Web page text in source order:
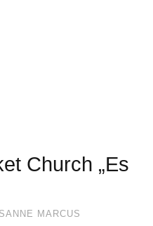
Church „Es
MARCUS